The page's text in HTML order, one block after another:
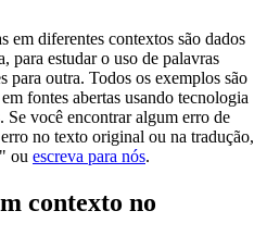
em diferentes contextos são dados
para estudar o uso de palavras
para outra. Todos os exemplos são
fontes abertas usando tecnologia
Se você encontrar algum erro de
no texto original ou na tradução,
ou escreva para nós.
contexto no